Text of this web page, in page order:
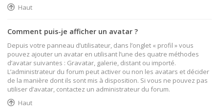
Haut
Comment puis-je afficher un avatar ?
Depuis votre panneau d’utilisateur, dans l’onglet « profil » vous
pouvez ajouter un avatar en utilisant l’une des quatre méthodes
d’avatar suivantes : Gravatar, galerie, distant ou importé.
L’administrateur du forum peut activer ou non les avatars et décider
de la manière dont ils sont mis à disposition. Si vous ne pouvez pas
utiliser d’avatar, contactez un administrateur du forum.
Haut